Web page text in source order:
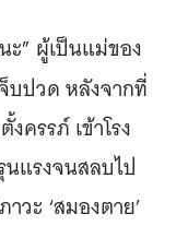
” ผู้เป็นแม่ของ
บปวด หลังจากที่
ครรภ์ เข้าโรง
แรงจนสลบไป
วะ ‘สมองตาย’